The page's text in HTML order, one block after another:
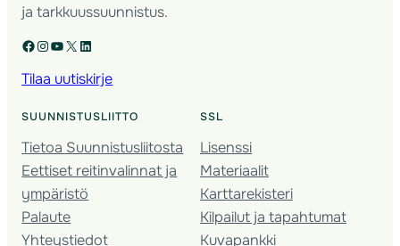
ja tarkkuussuunnistus.
Facebook Instagram YouTube X LinkedIn
Tilaa uutiskirje
SUUNNISTUSLIITTO
Tietoa Suunnistusliitosta
Eettiset reitinvalinnat ja
ympäristö
Palaute
Yhteystiedot
SSL
Lisenssi
Materiaalit
Karttarekisteri
Kilpailut ja tapahtumat
Kuvapankki